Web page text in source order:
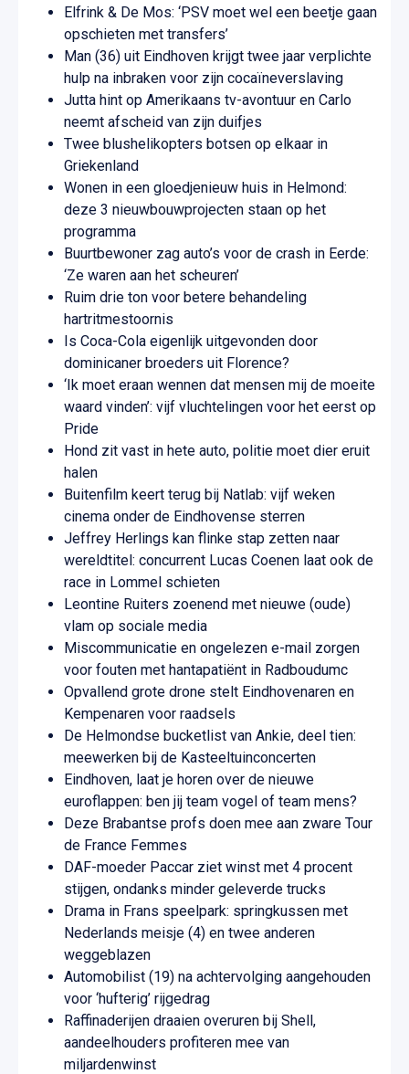
Elfrink & De Mos: ‘PSV moet wel een beetje gaan
opschieten met transfers’
Man (36) uit Eindhoven krijgt twee jaar verplichte
hulp na inbraken voor zijn cocaïneverslaving
Jutta hint op Amerikaans tv-avontuur en Carlo
neemt afscheid van zijn duifjes
Twee blushelikopters botsen op elkaar in
Griekenland
Wonen in een gloedjenieuw huis in Helmond:
deze 3 nieuwbouwprojecten staan op het
programma
Buurtbewoner zag auto’s voor de crash in Eerde:
‘Ze waren aan het scheuren’
Ruim drie ton voor betere behandeling
hartritmestoornis
Is Coca-Cola eigenlijk uitgevonden door
dominicaner broeders uit Florence?
‘Ik moet eraan wennen dat mensen mij de moeite
waard vinden’: vijf vluchtelingen voor het eerst op
Pride
Hond zit vast in hete auto, politie moet dier eruit
halen
Buitenfilm keert terug bij Natlab: vijf weken
cinema onder de Eindhovense sterren
Jeffrey Herlings kan flinke stap zetten naar
wereldtitel: concurrent Lucas Coenen laat ook de
race in Lommel schieten
Leontine Ruiters zoenend met nieuwe (oude)
vlam op sociale media
Miscommunicatie en ongelezen e-mail zorgen
voor fouten met hantapatiënt in Radboudumc
Opvallend grote drone stelt Eindhovenaren en
Kempenaren voor raadsels
De Helmondse bucketlist van Ankie, deel tien:
meewerken bij de Kasteeltuinconcerten
Eindhoven, laat je horen over de nieuwe
euroflappen: ben jij team vogel of team mens?
Deze Brabantse profs doen mee aan zware Tour
de France Femmes
DAF-moeder Paccar ziet winst met 4 procent
stijgen, ondanks minder geleverde trucks
Drama in Frans speelpark: springkussen met
Nederlands meisje (4) en twee anderen
weggeblazen
Automobilist (19) na achtervolging aangehouden
voor ‘hufterig’ rijgedrag
Raffinaderijen draaien overuren bij Shell,
aandeelhouders profiteren mee van
miljardenwinst